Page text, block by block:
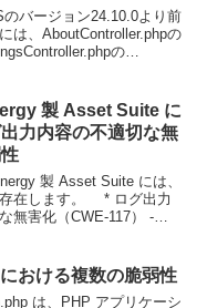
のバージョン24.10.0より前
は、AboutController.phpの
の
製 Asset Suite に
力内容の不適切な無
製 Asset Suite には、
在します。 * ログ出力
無害化（CWE-117） -
おける複数の脆弱性
は、PHP アプリケーシ